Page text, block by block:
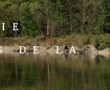
DE LA